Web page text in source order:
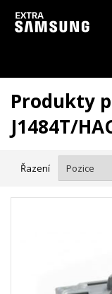
Vzhledem k aktuální
Produkty
J1484T/
Řazení